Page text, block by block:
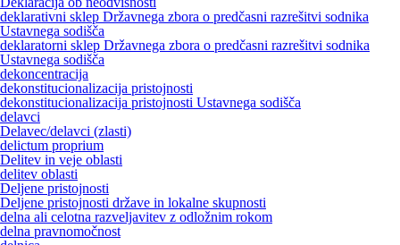
deklarativni sklep Državnega zbora o predčasni razrešitvi sodnika
Ustavnega sodišča
deklaratorni sklep Državnega zbora o predčasni razrešitvi sodnika
Ustavnega sodišča
dekoncentracija
dekonstitucionalizacija pristojnosti
dekonstitucionalizacija pristojnosti Ustavnega sodišča
delavci
Delavec/delavci (zlasti)
delictum proprium
Delitev in veje oblasti
delitev oblasti
Deljene pristojnosti
Deljene pristojnosti države in lokalne skupnosti
delna ali celotna razveljavitev z odložnim rokom
delna pravnomočnost